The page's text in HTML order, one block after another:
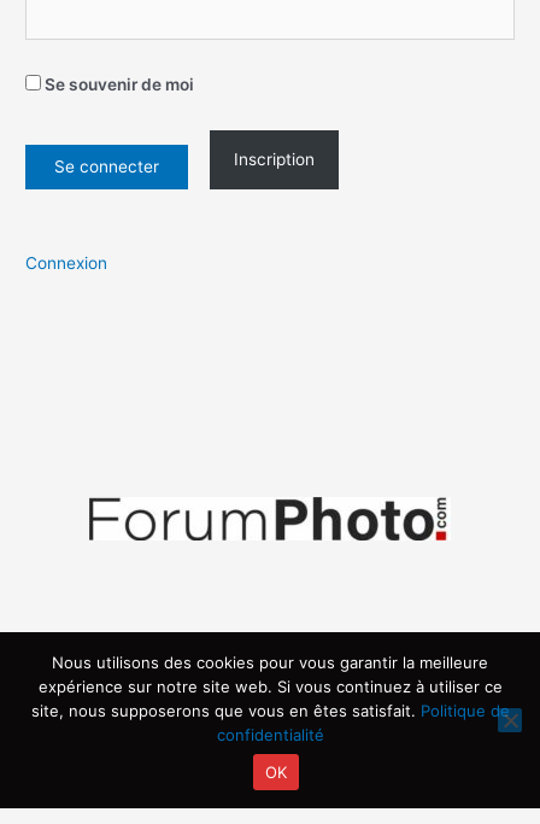
Se souvenir de moi
Inscription
Connexion
Copyright © 2026 | Propulsé par ARVIA
Nous utilisons des cookies pour vous garantir la meilleure
expérience sur notre site web. Si vous continuez à utiliser ce
site, nous supposerons que vous en êtes satisfait. Politique de
confidentialité
OK